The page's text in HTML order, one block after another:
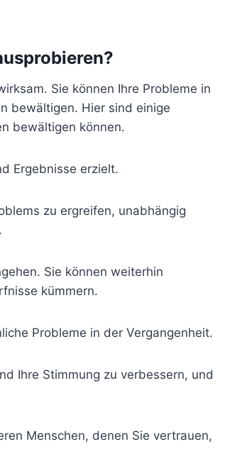
Sie können Ihre Probleme in
bewältigen. Hier sind einige
bewältigen können.
Ergebnisse erzielt.
zu ergreifen, unabhängig
Sie können weiterhin
kümmern.
Probleme in der Vergangenheit.
Ihre Stimmung zu verbessern, und
Menschen, denen Sie vertrauen,